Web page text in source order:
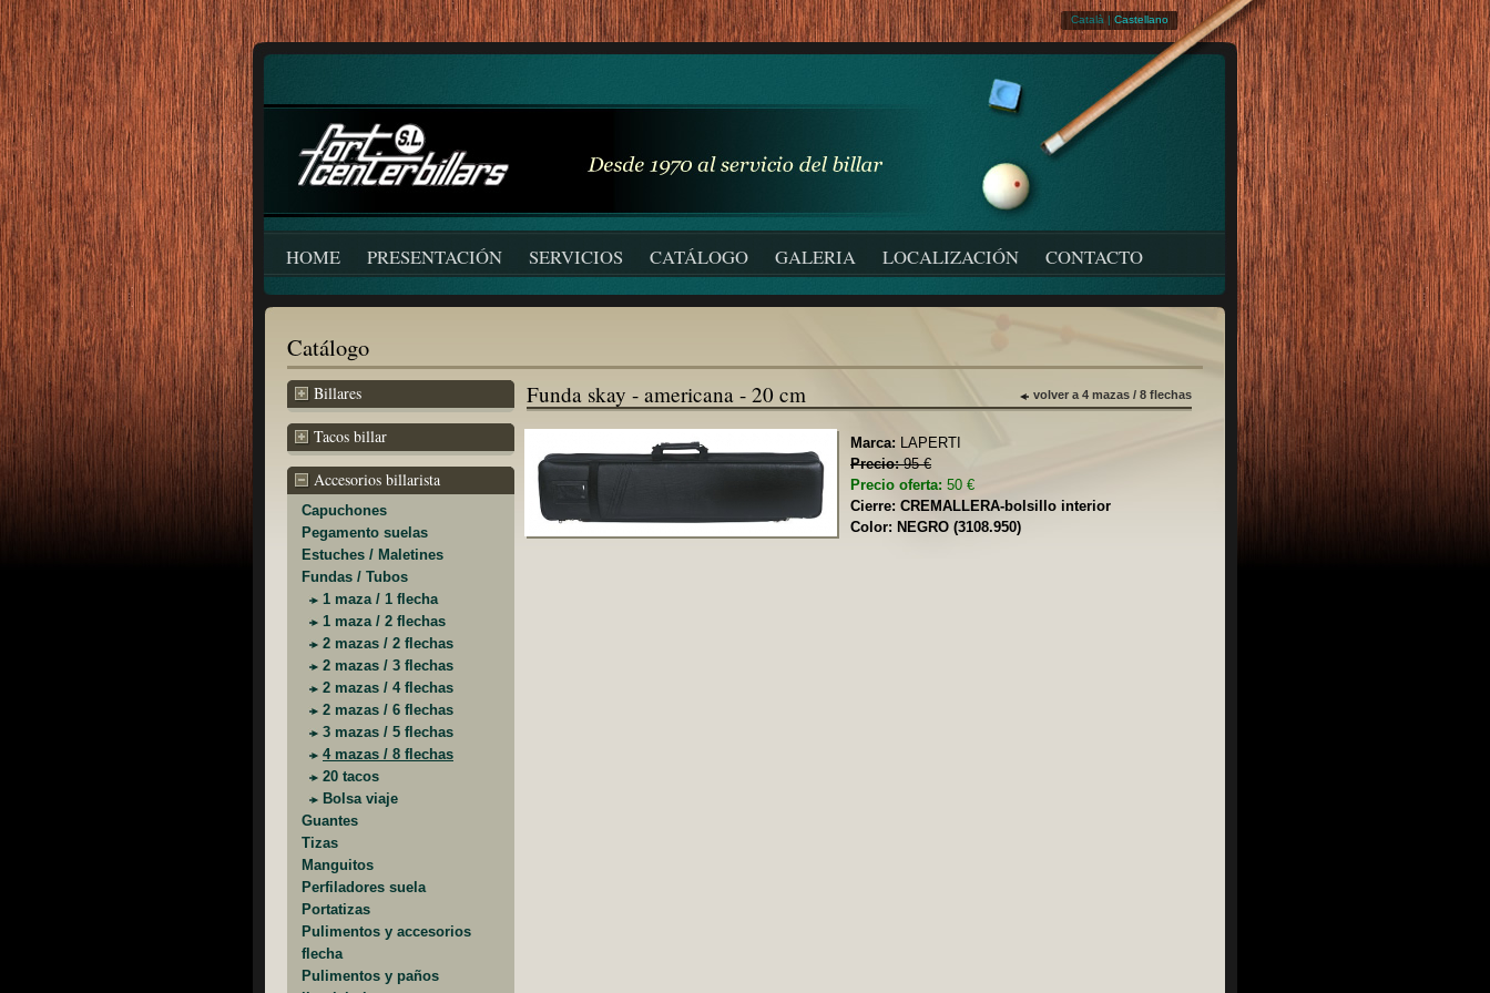
Català | Castellano
HOME PRESENTACIÓN SERVICIOS CATÁLOGO GALERIA LOCALIZACIÓN CONTACTO
Catálogo
Billares
Tacos billar
Accesorios billarista
Capuchones
Pegamento suelas
Estuches / Maletines
Fundas / Tubos
1 maza / 1 flecha
1 maza / 2 flechas
2 mazas / 2 flechas
2 mazas / 3 flechas
2 mazas / 4 flechas
2 mazas / 6 flechas
3 mazas / 5 flechas
4 mazas / 8 flechas
20 tacos
Bolsa viaje
Guantes
Tizas
Manguitos
Perfiladores suela
Portatizas
Pulimentos y accesorios
flecha
Pulimentos y paños
volver a 4 mazas / 8 flechas
Funda skay - americana - 20 cm
Marca: LAPERTI
Precio:95 €
Precio oferta: 50 €
Cierre: CREMALLERA-bolsillo interior
Color: NEGRO (3108.950)